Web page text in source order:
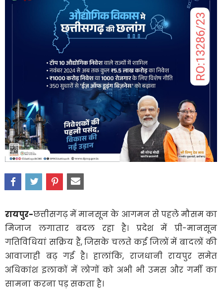
रायपुर-छत्तीसगढ़ में मानसून के आगमन से पहले मौसम का
मिजाज लगातार बदल रहा है। प्रदेश में प्री-मानसून
गतिविधियां सक्रिय हैं, जिसके चलते कई जिलों में बादलों की
आवाजाही बढ़ गई है। हालांकि, राजधानी रायपुर समेत
अधिकांश इलाकों में लोगों को अभी भी उमस और गर्मी का
सामना करना पड़ सकता है।